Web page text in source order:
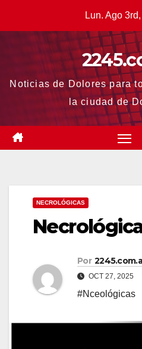
Lun. Ago
Noticias de Dolores para
la ciudad de
NECROLÓGICAS
Por
OCT 27, 2025
#Nceológicas